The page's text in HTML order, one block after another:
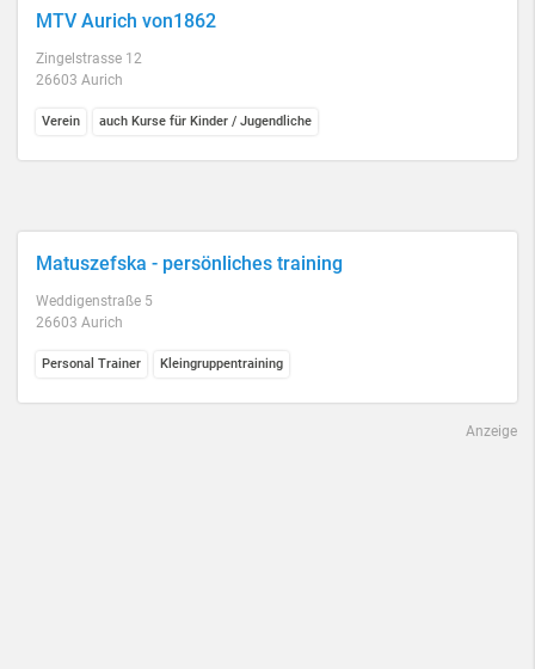
MTV Aurich von1862
Zingelstrasse 12
26603 Aurich
Verein auch Kurse für Kinder / Jugendliche
Matuszefska - persönliches training
Weddigenstraße 5
26603 Aurich
Personal Trainer Kleingruppentraining
Anzeige